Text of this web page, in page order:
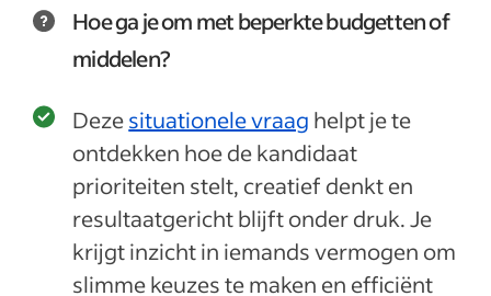
Hoe ga je om met beperkte budgetten of
middelen?
Dezesituationele vraag helpt je te
ontdekken hoe de kandidaat
prioriteiten stelt, creatief denkt en
resultaatgericht blijft onder druk. Je
krijgt inzicht in iemands vermogen om
slimme keuzes te maken en efficiënt